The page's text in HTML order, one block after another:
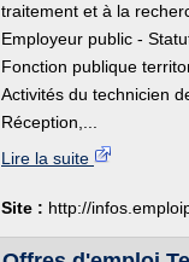
traitement et à la
Employeur public -
Fonction publique
Activités du technicien
Réception,...
Lire la suite
Site : http://